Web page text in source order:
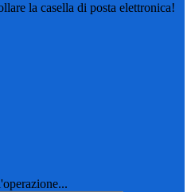
la casella di posta elettronica!